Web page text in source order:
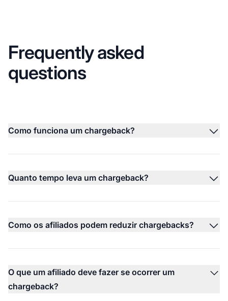
Frequently asked
questions
Como funciona um chargeback?
Quanto tempo leva um chargeback?
Como os afiliados podem reduzir chargebacks?
O que um afiliado deve fazer se ocorrer um
chargeback?